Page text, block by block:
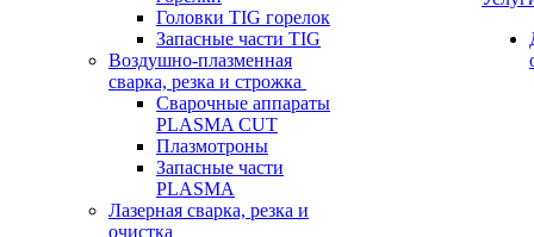
Головки TIG горелок
Запасные части TIG
Воздушно-плазменная
сварка, резка и строжка
Сварочные аппараты
PLASMA CUT
Плазмотроны
Запасные части
PLASMA
Лазерная сварка, резка и
очистка